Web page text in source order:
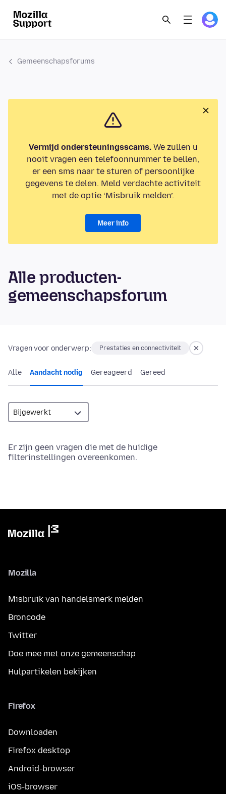
Gemeenschapsforums
Vermijd ondersteuningsscams.We zullen u
nooit vragen een telefoonnummer te bellen,
er een sms naar te sturen of persoonlijke
gegevens te delen. Meld verdachte activiteit
met de optie ‘Misbruik melden’.
Meer info
Alle producten-
gemeenschapsforum
Vragen voor onderwerp: Prestaties en connectiviteit
Alle Aandacht nodig Gereageerd Gereed
Er zijn geen vragen die met de huidige
filterinstellingen overeenkomen.
Mozilla
Misbruik van handelsmerk melden
Broncode
Twitter
Doe mee met onze gemeenschap
Hulpartikelen bekijken
Firefox
Downloaden
Firefox desktop
Android-browser
iOS-browser